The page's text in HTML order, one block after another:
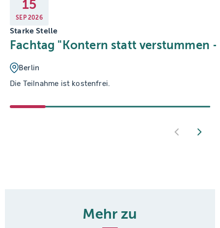
15
SEP 2026
Starke Stelle
Fachtag "Kontern statt verstummen
Berlin
Die Teilnahme ist kostenfrei.
Mehr zu